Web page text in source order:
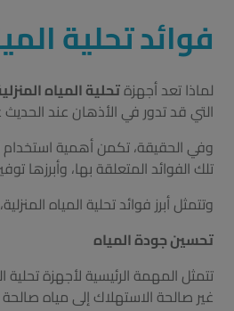
فوائد تحلية
لماذا تعد أجهزةتحلية المياه
التي قد تدور في الأذهان عند الحديث
وفي الحقيقة، تكمن أهمية استخدام
تلك الفوائد المتعلقة بها، وأبرزها
وتتمثل أبرز فوائد تحلية المياه
تحسين جودة المياه
تتمثل المهمة الرئيسية لأجهزة تحلية
غير صالحة الاستهلاك إلى مياه